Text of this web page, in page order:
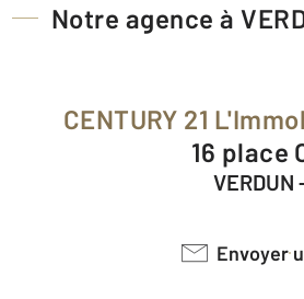
Notre agence à
CENTURY 21
16 place
Envoyer